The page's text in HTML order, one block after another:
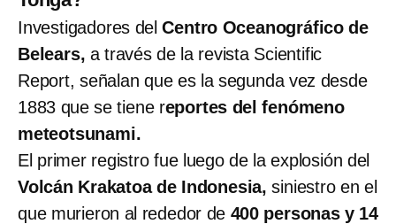
Investigadores del Centro Oceanográfico de
Belears, a través de la revista Scientific
Report, señalan que es la segunda vez desde
1883 que se tiene reportes del fenómeno
meteotsunami.
El primer registro fue luego de la explosión del
Volcán Krakatoa de Indonesia,siniestro en el
que murieron al rededor de 400 personas y 14